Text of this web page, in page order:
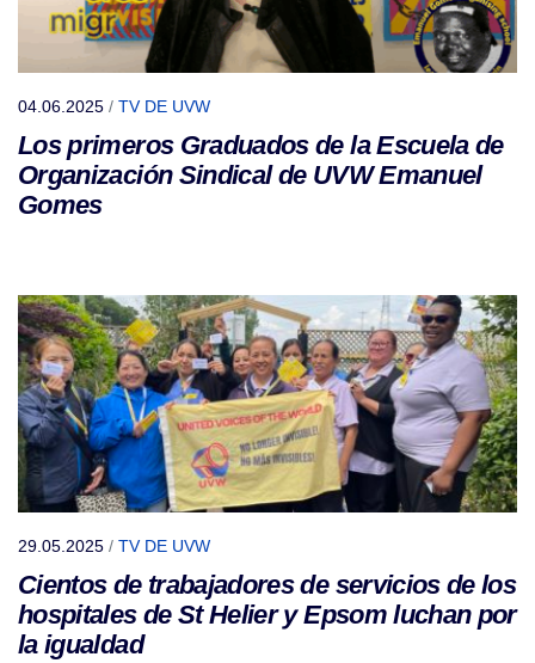
04.06.2025 / TV DE UVW
Los primeros Graduados de la Escuela de
Organización Sindical de UVW Emanuel
Gomes
29.05.2025 / TV DE UVW
Cientos de trabajadores de servicios de los
hospitales de St Helier y Epsom luchan por
la igualdad